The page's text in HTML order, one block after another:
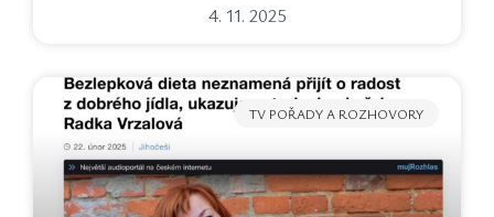
4. 11. 2025
TV POŘADY A ROZHOVORY